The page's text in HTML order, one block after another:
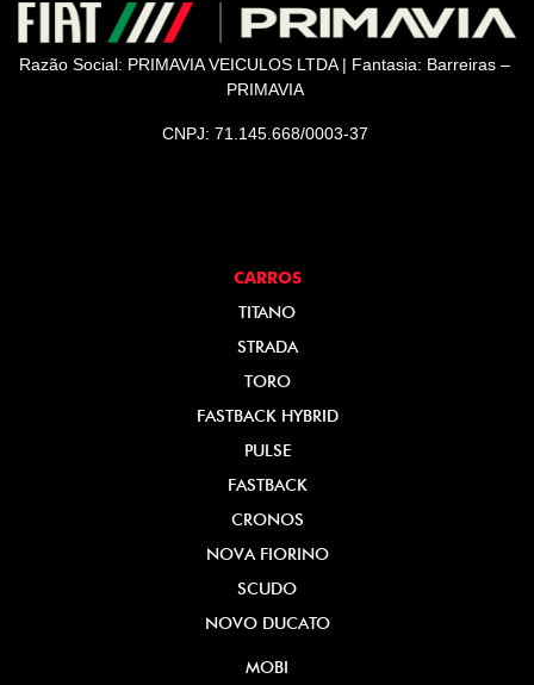
Razão Social: PRIMAVIA VEICULOS LTDA | Fantasia: Barreiras –
PRIMAVIA
CNPJ: 71.145.668/0003-37
CARROS
TITANO
STRADA
TORO
FASTBACK HYBRID
PULSE
FASTBACK
CRONOS
NOVA FIORINO
SCUDO
NOVO DUCATO
MOBI